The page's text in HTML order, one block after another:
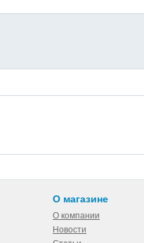
О магазине
О компании
Новости